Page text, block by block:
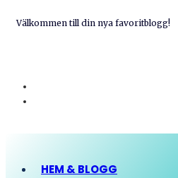
Välkommen till din nya favoritblogg!
HEM & BLOGG